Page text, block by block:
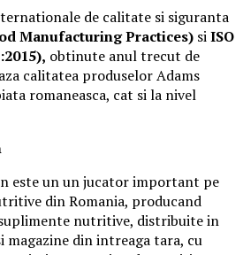
de calitate si siguranta
Manufacturing Practices) siISO
obtinute anul trecut de
calitatea produselor Adams
romaneasca, cat si la nivel
este un un jucator important pe
din Romania, producand
nutritive, distribuite in
magazine din intreaga tara, cu